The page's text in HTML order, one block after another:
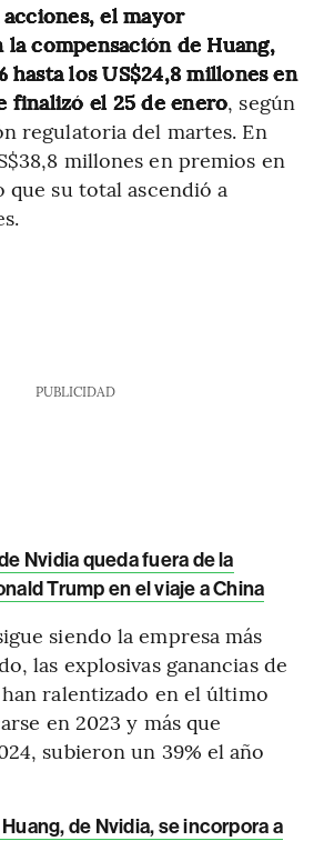
el mayor
compensación de Huang,
hasta los US$24,8 millones en
finalizó el 25 de enero, según
regulatoria del martes. En
millones en premios en
que su total ascendió a
PUBLICIDAD
Nvidia queda fuera de la
Trump en el viaje a China
siendo la empresa más
las explosivas ganancias de
han ralentizado en el último
en 2023 y más que
subieron un 39% el año
de Nvidia, se incorpora a